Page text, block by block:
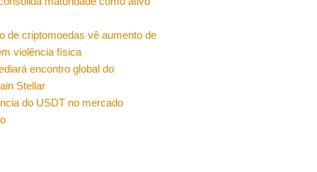
de criptomoedas vê aumento de
violência física
encontro global do
Stellar
do USDT no mercado